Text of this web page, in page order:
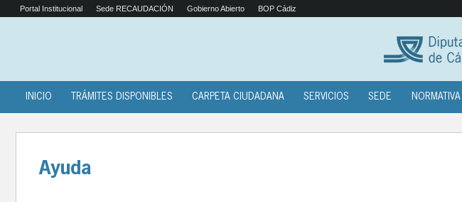
Portal Institucional Sede RECAUDACIÓN Gobierno Abierto BOP Cádiz
INICIO TRÁMITES DISPONIBLES CARPETA CIUDADANA SERVICIOS SEDE NORMATIVA
Ayuda